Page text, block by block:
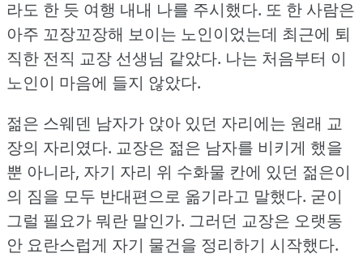
라도 한 듯 여행 내내 나를 주시했다. 또 한 사람은
아주 꼬장꼬장해 보이는 노인이었는데 최근에 퇴
직한 전직 교장 선생님 같았다. 나는 처음부터 이
노인이 마음에 들지 않았다.
젊은 스웨덴 남자가 앉아 있던 자리에는 원래 교
장의 자리였다. 교장은 젊은 남자를 비키게 했을
뿐 아니라, 자기 자리 위 수화물 칸에 있던 젊은이
의 짐을 모두 반대편으로 옮기라고 말했다. 굳이
그럴 필요가 뭐란 말인가. 그러던 교장은 오랫동
안 요란스럽게 자기 물건을 정리하기 시작했다.